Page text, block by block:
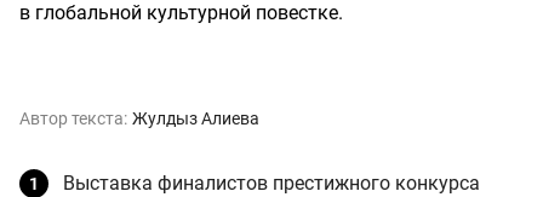
в глобальной культурной повестке.
Автор текста: Жулдыз Алиева
Выставка финалистов престижного конкурса